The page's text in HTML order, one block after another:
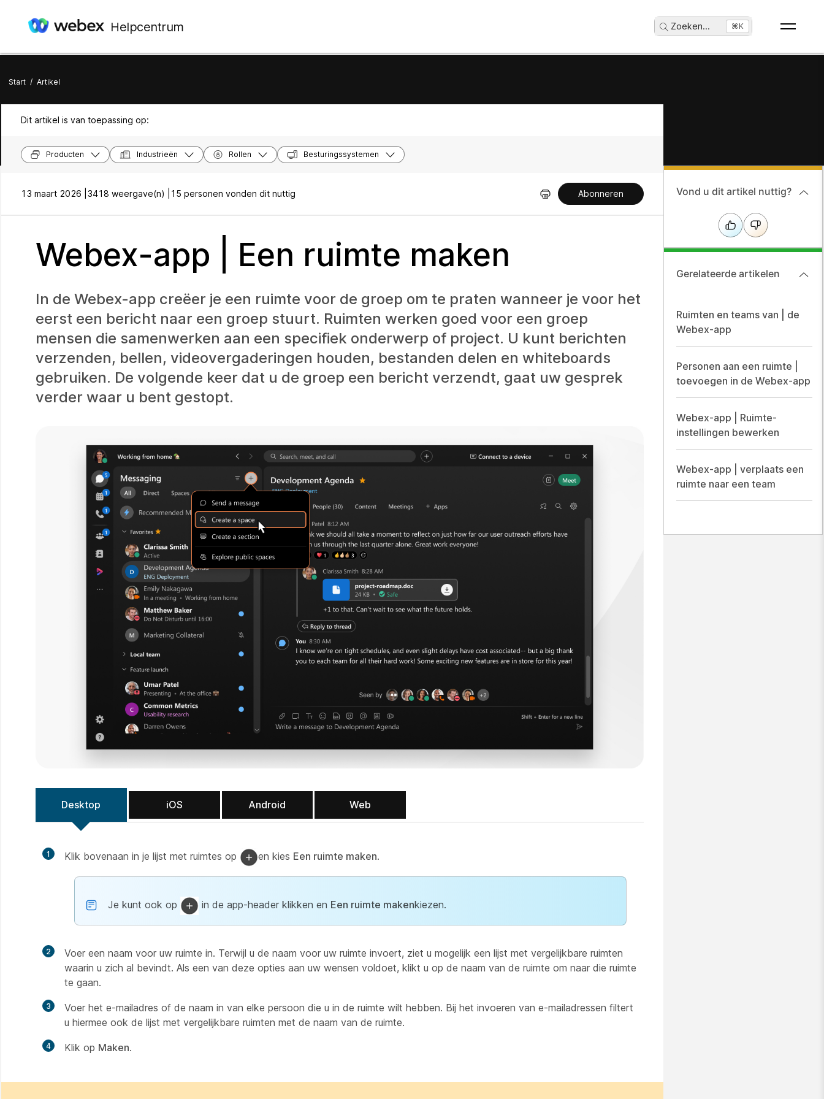
Helpcentrum Zoeken... ⌘K
Start / Artikel
Dit artikel is van toepassing op:
Producten Industrieën Rollen Besturingssystemen
13 maart 2026 | 3418 weergave(n) | 15 personen vonden dit nuttig Abonneren
Webex-app | Een ruimte maken
In de Webex-app creëer je een ruimte voor de groep om te praten wanneer je voor het
eerst een bericht naar een groep stuurt. Ruimten werken goed voor een groep
mensen die samenwerken aan een specifiek onderwerp of project. U kunt berichten
verzenden, bellen, videovergaderingen houden, bestanden delen en whiteboards
gebruiken. De volgende keer dat u de groep een bericht verzendt, gaat uw gesprek
verder waar u bent gestopt.
Desktop iOS Android Web
1 Klik bovenaan in je lijst met ruimtes op en kies Een ruimte maken.
Je kunt ook op in de app-header klikken en Een ruimte makenkiezen.
2
Voer een naam voor uw ruimte in. Terwijl u de naam voor uw ruimte invoert, ziet u mogelijk een lijst met vergelijkbare ruimten
waarin u zich al bevindt. Als een van deze opties aan uw wensen voldoet, klikt u op de naam van de ruimte om naar die ruimte
te gaan.
3
Voer het e-mailadres of de naam in van elke persoon die u in de ruimte wilt hebben. Bij het invoeren van e-mailadressen filtert
u hiermee ook de lijst met vergelijkbare ruimten met de naam van de ruimte.
4 Klik op Maken.
Vond u dit artikel nuttig?
Gerelateerde artikelen
Ruimten en teams van | de
Webex-app
Personen aan een ruimte |
toevoegen in de Webex-app
Webex-app | Ruimte-
instellingen bewerken
Webex-app | verplaats een
ruimte naar een team